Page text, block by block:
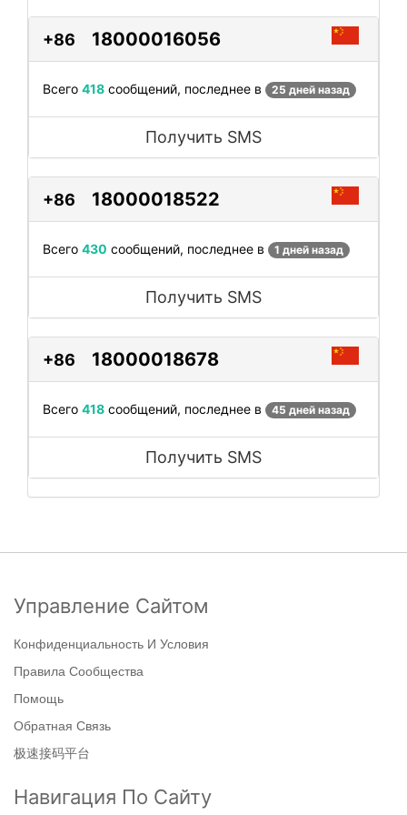
+86 18000016056
Всего 418 сообщений, последнее в 25 дней назад
Получить SMS
+86 18000018522
Всего 430 сообщений, последнее в 1 дней назад
Получить SMS
+86 18000018678
Всего 418 сообщений, последнее в 45 дней назад
Получить SMS
Управление Сайтом
Конфиденциальность И Условия
Правила Сообщества
Помощь
Обратная Связь
极速接码平台
Навигация По Сайту